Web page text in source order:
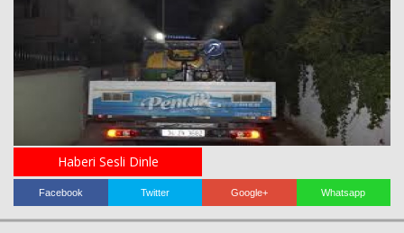
Haberi Sesli Dinle
Facebook Twitter Google+ Whatsapp
VİDEO GALERİ
KÜNYE
İLETİŞİM